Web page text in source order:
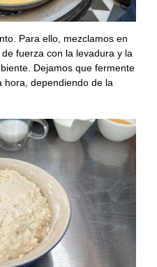
Para ello, mezclamos en
fuerza con la levadura y la
Dejamos que fermente
hora, dependiendo de la